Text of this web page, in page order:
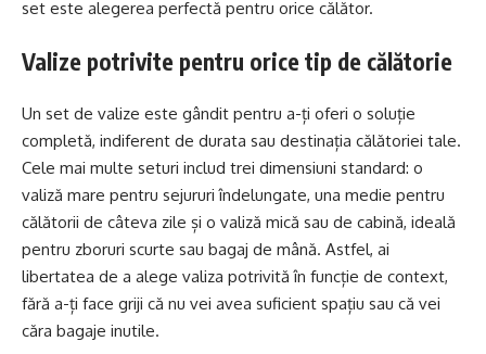
set este alegerea perfectă pentru orice călător.
Valize potrivite pentru orice tip de călătorie
Un set de valize este gândit pentru a-ți oferi o soluție
completă, indiferent de durata sau destinația călătoriei tale.
Cele mai multe seturi includ trei dimensiuni standard: o
valiză mare pentru sejururi îndelungate, una medie pentru
călătorii de câteva zile și o valiză mică sau de cabină, ideală
pentru zboruri scurte sau bagaj de mână. Astfel, ai
libertatea de a alege valiza potrivită în funcție de context,
fără a-ți face griji că nu vei avea suficient spațiu sau că vei
căra bagaje inutile.